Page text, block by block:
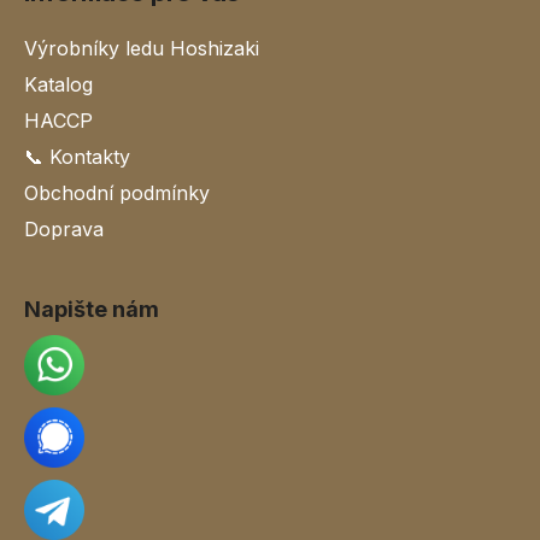
Výrobníky ledu Hoshizaki
Katalog
HACCP
📞 Kontakty
Obchodní podmínky
Doprava
Napište nám